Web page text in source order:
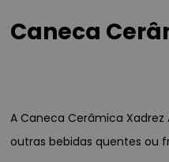
Caneca
A Caneca Cerâmica Xadrez
outras bebidas quentes ou